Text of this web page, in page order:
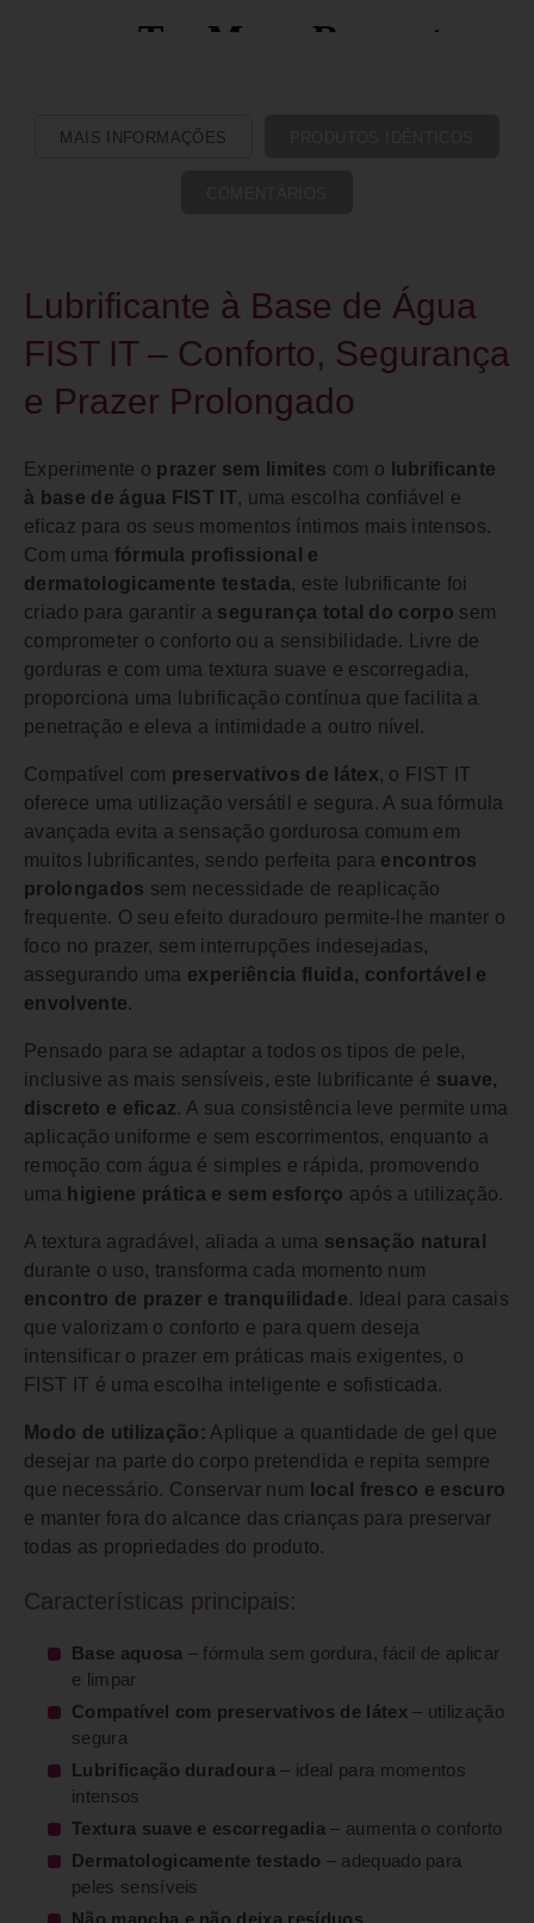
MAIS INFORMAÇÕES
Lubrificante à Base de Água
FIST IT – Conforto, Segurança
e Prazer Prolongado
Experimente o prazer sem limites com o
lubrificante
à base de água FIST IT, uma escolha confiável e
eficaz para os seus momentos íntimos mais intensos.
Com uma fórmula profissional e
dermatologicamente testada, este lubrificante foi
criado para garantir a segurança total do corpo sem
comprometer o conforto ou a sensibilidade. Livre de
gorduras e com uma textura suave e escorregadia,
proporciona uma lubrificação contínua que facilita a
penetração e eleva a intimidade a outro nível.
Compatível com preservativos de látex, o FIST IT
oferece uma utilização versátil e segura. A sua fórmula
avançada evita a sensação gordurosa comum em
muitos lubrificantes, sendo perfeita para encontros
prolongados sem necessidade de reaplicação
frequente. O seu efeito duradouro permite-lhe manter o
foco no prazer, sem interrupções indesejadas,
assegurando uma experiência fluida, confortável e
envolvente.
Pensado para se adaptar a todos os tipos de pele,
inclusive as mais sensíveis, este lubrificante é suave,
discreto e eficaz. A sua consistência leve permite uma
aplicação uniforme e sem escorrimentos, enquanto a
remoção com água é simples e rápida, promovendo
uma higiene prática e sem esforço após a utilização.
A textura agradável, aliada a uma sensação natural
durante o uso, transforma cada momento num
encontro de prazer e tranquilidade. Ideal para casais
que valorizam o conforto e para quem deseja
intensificar o prazer em práticas mais exigentes, o
FIST IT é uma escolha inteligente e sofisticada.
Modo de utilização: Aplique a quantidade de gel que
desejar na parte do corpo pretendida e repita sempre
que necessário. Conservar num
local fresco e escuro
e manter fora do alcance das crianças para preservar
todas as propriedades do produto.
Características principais:
Base aquosa – fórmula sem gordura, fácil de aplicar
e limpar
Compatível com preservativos de látex– utilização
segura
Lubrificação duradoura – ideal para momentos
intensos
Textura suave e escorregadia– aumenta o conforto
Dermatologicamente testado – adequado para
peles sensíveis